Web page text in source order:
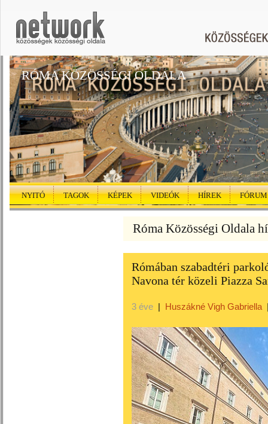
RÓMA KÖZÖSSÉGI OLDALA
NYITÓ TAGOK KÉPEK VIDEÓK HÍREK FÓRUM
Róma Közösségi Oldala
Rómában szabadtéri
Navona tér közeli Piazza
3 éve | Huszákné Vigh Gabriella